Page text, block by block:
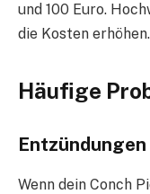
und 100 Euro.
die Kosten erhöhen.
Häufige
Wenn dein Conch